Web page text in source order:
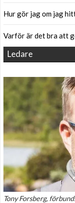
Hur gör jag om jag
Varför är det bra att
Ledare
Tony Forsberg,